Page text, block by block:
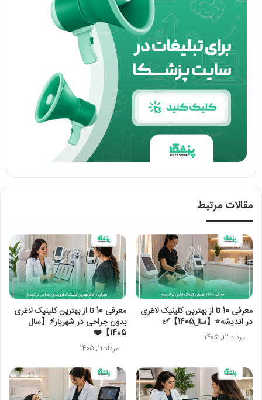
مقالات مرتبط
معرفی 10 تا از بهترین کلینیک لاغری
در اندیشه⭐【سال1405】✅
مرداد 12, 1405
معرفی 10 تا از بهترین کلینیک لاغری
بدون جراحی در شهریار⚡【سال
1405】❤️
مرداد 11, 1405